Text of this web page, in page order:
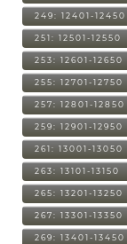
249: 12401-12450
251: 12501-12550
253: 12601-12650
255: 12701-12750
257: 12801-12850
259: 12901-12950
261: 13001-13050
263: 13101-13150
265: 13201-13250
267: 13301-13350
269: 13401-13450